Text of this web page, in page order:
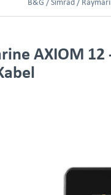
B&G / Simrad /
AXIOM